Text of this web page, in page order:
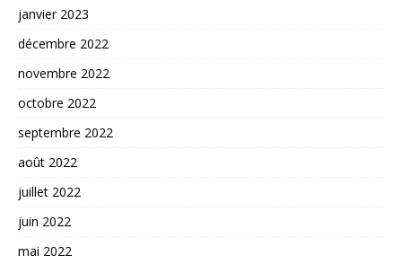
janvier 2023
décembre 2022
novembre 2022
octobre 2022
septembre 2022
août 2022
juillet 2022
juin 2022
mai 2022